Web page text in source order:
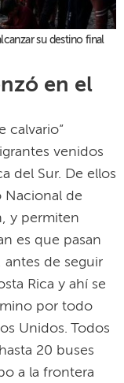
su destino final
en el
calvario”
venidos
del Sur. De ellos
Nacional de
y permiten
es que pasan
antes de seguir
Rica y ahí se
por todo
Unidos. Todos
20 buses
a la frontera